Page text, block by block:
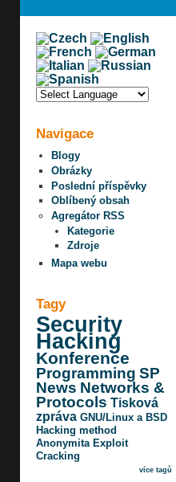
Navigace
Blogy
Obrázky
Poslední příspěvky
Oblíbený obsah
Agregátor RSS
Kategorie
Zdroje
Mapa webu
Tagy
Security
Hacking
Konference
Programming SP
News Networks &
Protocols Tisková
zpráva GNU/Linux a BSD
Hacking method
Anonymita Exploit
Cracking
více tagů